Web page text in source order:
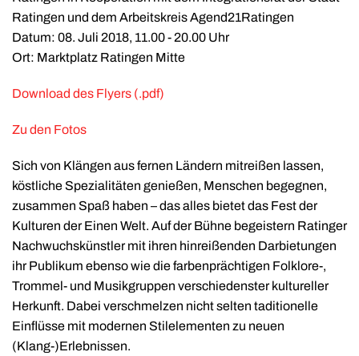
Ratingen und dem Arbeitskreis Agend21Ratingen
Datum: 08. Juli 2018, 11.00 - 20.00 Uhr
Ort: Marktplatz Ratingen Mitte
Download des Flyers (.pdf)
Zu den Fotos
Sich von Klängen aus fernen Ländern mitreißen lassen,
köstliche Spezialitäten genießen, Menschen begegnen,
zusammen Spaß haben – das alles bietet das Fest der
Kulturen der Einen Welt. Auf der Bühne begeistern Ratinger
Nachwuchskünstler mit ihren hinreißenden Darbietungen
ihr Publikum ebenso wie die farbenprächtigen Folklore-,
Trommel- und Musikgruppen verschiedenster kultureller
Herkunft. Dabei verschmelzen nicht selten taditionelle
Einflüsse mit modernen Stilelementen zu neuen
(Klang-)Erlebnissen.